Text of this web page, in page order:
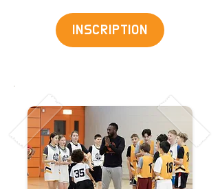
INSCRIPTION